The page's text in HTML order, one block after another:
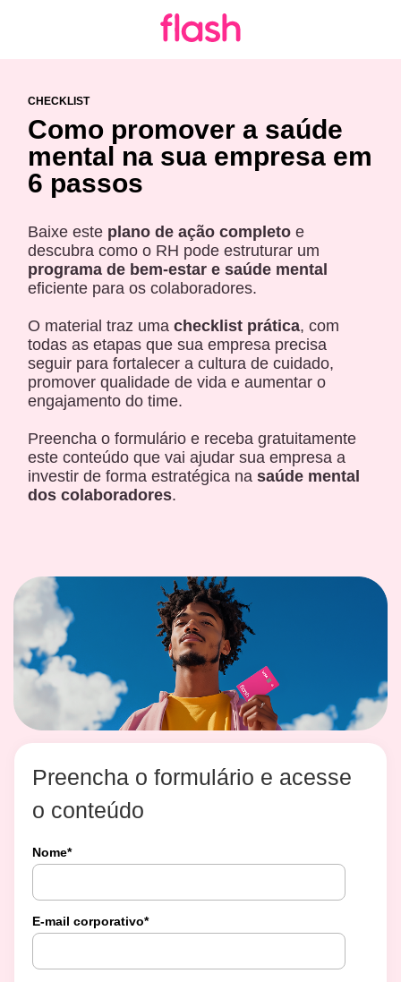
CHECKLIST
Como promover a saúde
mental na sua empresa em
6 passos
Baixe este plano de ação completo e
descubra como o RH pode estruturar um
programa de bem-estar e saúde mental
eficiente para os colaboradores.
O material traz uma checklist prática, com
todas as etapas que sua empresa precisa
seguir para fortalecer a cultura de cuidado,
promover qualidade de vida e aumentar o
engajamento do time.
Preencha o formulário e receba gratuitamente
este conteúdo que vai ajudar sua empresa a
investir de forma estratégica na saúde mental
dos colaboradores.
Preencha o formulário e acesse
o conteúdo
Nome*
E-mail corporativo*